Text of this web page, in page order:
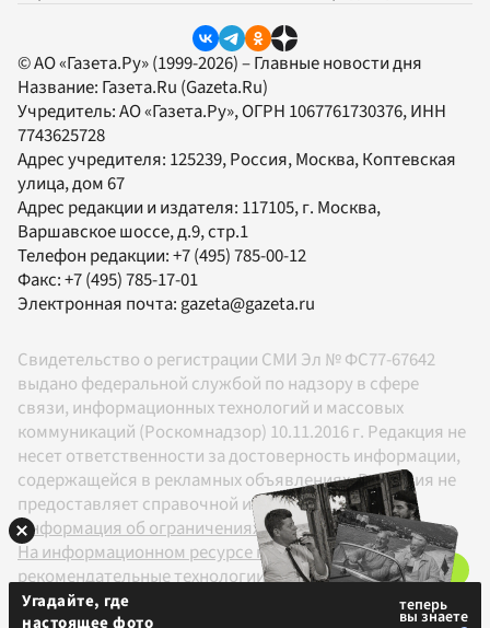
© АО «Газета.Ру» (1999-2026) – Главные новости дня
Название: Газета.Ru (Gazeta.Ru)
Учредитель:АО «Газета.Ру», ОГРН 1067761730376, ИНН
7743625728
Адрес учредителя: 125239, Россия, Москва, Коптевская
улица, дом 67
Адрес редакции и издателя: 117105, г. Москва,
Варшавское шоссе, д.9, стр.1
Телефон редакции:+7 (495) 785-00-12
Факс:+7 (495) 785-17-01
Электронная почта:gazeta@gazeta.ru
Свидетельство о регистрации СМИ Эл № ФС77-67642
выдано федеральной службой по надзору в сфере
связи, информационных технологий и массовых
коммуникаций (Роскомнадзор) 10.11.2016 г. Редакция не
несет ответственности за достоверность информации,
содержащейся в рекламных объявлениях. Редакция не
предоставляет справочной информации.
Информация об ограничениях
На информационном ресурсе применяются
рекомендательные технологии в соответствии с
Правилами
Угадайте, где
настоящее фото